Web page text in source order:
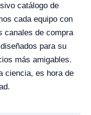
catálogo de
cada equipo con
canales de compra
para su
más amigables.
ciencia, es hora de